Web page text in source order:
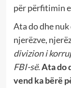
për përfitimin
Ata do dhe
njerëzve,
divizion i
FBI-së.Ata do
vend ka bërë